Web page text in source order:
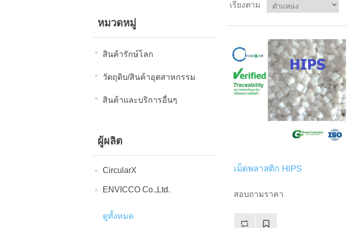
หมวดหมู่
สินค้ารักษ์โลก
วัตถุดิบ/สินค้าอุตสาหกรรม
สินค้าและบริการอื่นๆ
ผู้ผลิต
CircularX
ENVICCO Co.,Ltd.
ดูทั้งหมด
เรียงตาม
เม็ดพลาสติก HIPS
สอบถามราคา